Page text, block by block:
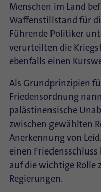
Menschen im Land
Waffenstillstand für
Führende Politiker
verurteilten die
ebenfalls einen
Als Grundprinzipien
Friedensordnung
palästinensische
zwischen gewählten
Anerkennung von
einen
auf die wichtige
Regierungen.